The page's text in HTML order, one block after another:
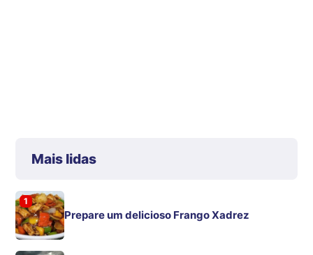
Mais lidas
1
Prepare um delicioso Frango Xadrez